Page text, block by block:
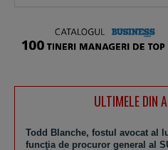
ULTIMELE DIN
Todd Blanche, fostul avocat al
funcţia de procuror general al